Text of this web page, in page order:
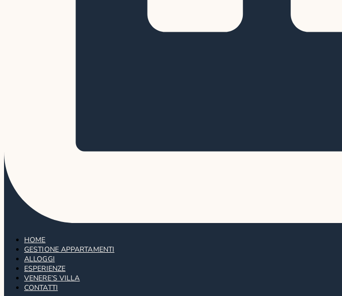
HOME
GESTIONE APPARTAMENTI
ALLOGGI
ESPERIENZE
VENERE’S VILLA
CONTATTI